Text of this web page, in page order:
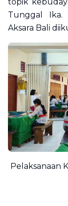
Tunggal Ika.
Aksara Bali
Pelaksanaan